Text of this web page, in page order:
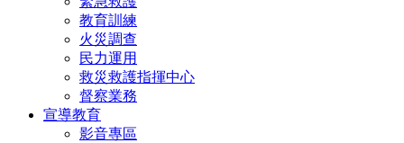
教育訓練
火災調查
民力運用
救災救護指揮中心
督察業務
宣導教育
影音專區